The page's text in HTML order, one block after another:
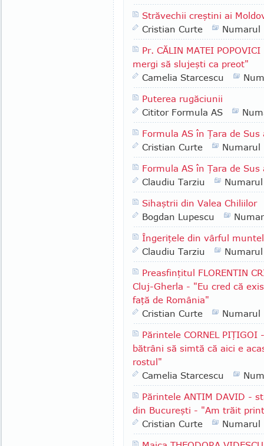
Străvechii creştini ai
Cristian Curte
Numarul
Pr. CĂLIN MATEI
mergi să slujeşti ca preot"
Camelia Starcescu
Puterea rugăciunii
Cititor Formula AS
Formula AS în Ţara de
Cristian Curte
Numarul
Formula AS în Ţara de
Claudiu Tarziu
Sihaştrii din Valea Chiliilor
Bogdan Lupescu
Îngeriţele din vârful
Claudiu Tarziu
Preasfinţitul FLORENTIN
Cluj-Gherla - "Eu cred că
faţă de România"
Cristian Curte
Numarul
Părintele CORNEL
bătrâni să simtă că aici e
rostul"
Camelia Starcescu
Părintele ANTIM DAVID -
din Bucureşti - "Am trăit
Cristian Curte
Numarul